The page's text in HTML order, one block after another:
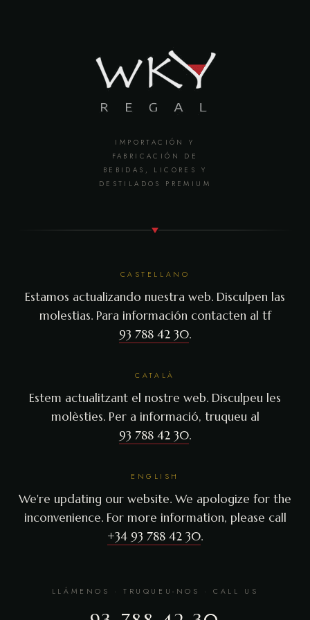
IMPORTACIÓN Y
FABRICACIÓN DE
BEBIDAS, LICORES Y
DESTILADOS PREMIUM
CASTELLANO
Estamos actualizando nuestra web. Disculpen las
molestias. Para información contacten al tf
93 788 42 30.
CATALÀ
Estem actualitzant el nostre web. Disculpeu les
molèsties. Per a informació, truqueu al
93 788 42 30.
ENGLISH
We're updating our website. We apologize for the
inconvenience. For more information, please call
+34 93 788 42 30.
LLÁMENOS · TRUQUEU-NOS · CALL US